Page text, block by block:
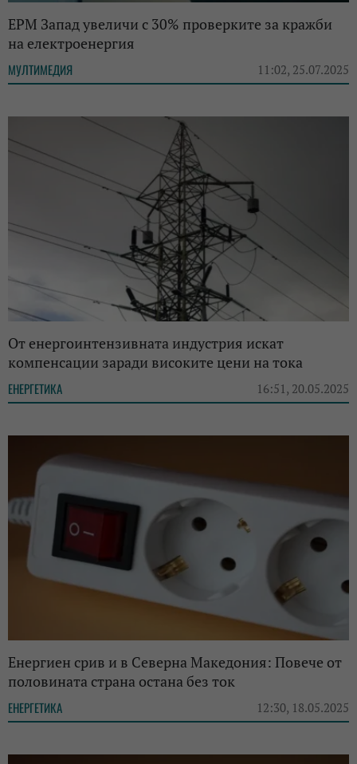
ЕРМ Запад увеличи с 30% проверките за кражби
на електроенергия
МУЛТИМЕДИЯ 11:02, 25.07.2025
От енергоинтензивната индустрия искат
компенсации заради високите цени на тока
ЕНЕРГЕТИКА 16:51, 20.05.2025
Енергиен срив и в Северна Македония: Повече от
половината страна остана без ток
ЕНЕРГЕТИКА 12:30, 18.05.2025